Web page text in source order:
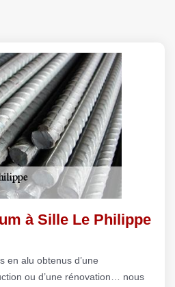
à Sille Le Philippe
en alu obtenus d’une
ou d’une rénovation… nous